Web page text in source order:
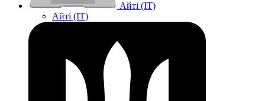
Айті (IT)
Айті (IT)